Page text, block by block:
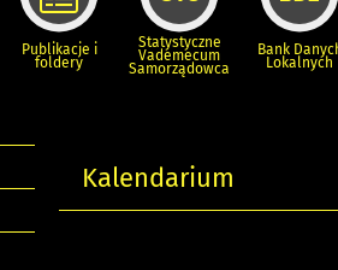
Publikacje i
foldery
Statystyczne
Vademecum
Samorządowca
Bank
Lokalnych
Kalendarium